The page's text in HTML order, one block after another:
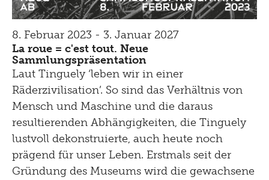
8. Februar 2023 - 3. Januar 2027
La roue = c'est tout. Neue
Sammlungspräsentation
Laut Tinguely ‘leben wir in einer
Räderzivilisation’. So sind das Verhältnis von
Mensch und Maschine und die daraus
resultierenden Abhängigkeiten, die Tinguely
lustvoll dekonstruierte, auch heute noch
prägend für unser Leben. Erstmals seit der
Gründung des Museums wird die gewachsene